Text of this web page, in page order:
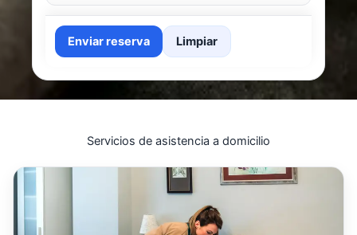
Enviar reserva Limpiar
Servicios de asistencia a domicilio